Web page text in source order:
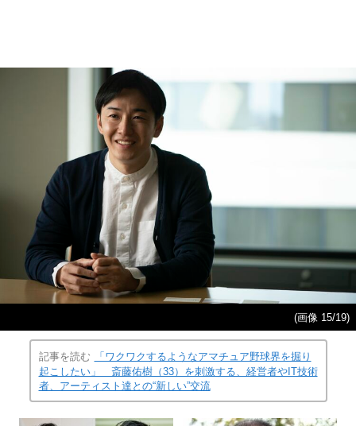
(画像 15/19)
記事を読む
「ワクワクするようなアマチュア野球界を掘り
起こしたい」 斎藤佑樹（33）を刺激する、経営者やIT技術
者、アーティスト達との“新しい”交流